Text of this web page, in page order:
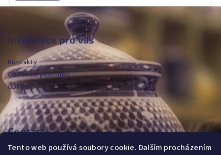
Tento web používá soubory cookie. Dalším procházením
F
e
r
Informace pro vás
Kontakty
Obchodní podmínky
GDPR
Contact